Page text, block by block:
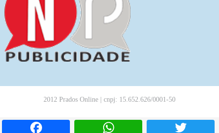
Facebook WhatsApp
2012 Prados Online | cnpj: 15.652.626/0001-50